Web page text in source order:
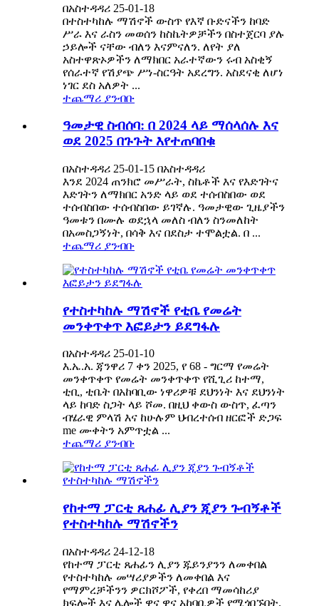
በአስተዳዳሪ 25-01-18
በተስተካከሉ ማሽኖች ውስጥ የእኛ ቡድናችን ከባድ
ሥራ እና ራስን መወሰን ከስኬትዎቻችን በስተጀርባ ያሉ
ኃይሎች ናቸው ብለን እናምናለን. ለየት ያለ
አስተዋጽኦዎችን ለማክበር አራተኛውን ሩብ አስቂኝ
የሰራተኛ የሽያጭ ሥነ-ስርዓት አደረግን. አስደናቂ ለሆነ
ነገር ደስ አለዎት ...
ተጨማሪ ያንብቡ
ዓመታዊ ስብሰባ: በ 2024 ላይ ማሰላሰሉ እና
ወደ 2025 በጉጉት እየተጠባበቁ
በአስተዳዳሪ 25-01-15 በአስተዳዳሪ
እንደ 2024 ጠንክሮ መሥራት, ስኬቶች እና የእድገትና
እድገትን ለማክበር አንድ ላይ ወደ ተሰብስበው ወደ
ተሰብስበው ተሰብስበው ይገኛሉ. ዓመታዊው ጊዜያችን
ዓመቱን በሙሉ ወደኋላ መለስ ብለን ስንመለከት
በአመስጋኝነት, በሳቅ እና በደስታ ተሞልቷል. በ ...
ተጨማሪ ያንብቡ
የተስተካከሉ ማሽኖች የቲቤ የመሬት
መንቀጥቀጥ እፎይታን ይደግፋሉ
በአስተዳዳሪ 25-01-10
እ.ኤ.አ. ጃንዋሪ 7 ቀን 2025, የ 68 - ግርማ የመሬት
መንቀጥቀጥ የመሬት መንቀጥቀጥ የሺጊሪ ከተማ,
ቲቢ, ቲቤት ​​በአከባቢው ነዋሪዎቹ ደህንነት እና ደህንነት
ላይ ከባድ ስጋት ላይ ሾመ. በዚህ ቀውስ ውስጥ, ፈጣን
ብሄራዊ ምላሽ እና ከሁሉም ህብረተሰብ ዘርፎች ድጋፍ
me ሙቀትን አምጥቷል ...
ተጨማሪ ያንብቡ
የከተማ ፓርቲ ጸሐፊ ሊያን ጂያን ጉብኝቶች
የተስተካከሉ ማሽኖችን
በአስተዳዳሪ 24-12-18
የከተማ ፓርቲ ጸሐፊን ሊያን ጁይንያንን ለመቀበል
የተስተካከሉ መሣሪያዎችን ለመቀበል እና
የማምረቻችንን ዎርክሾፖች, የቀረበ ማመሳከሪያ
ክፍሎች እና ሌሎች ዋና ዋና አከባቢዎች የሚጎበኙበት.